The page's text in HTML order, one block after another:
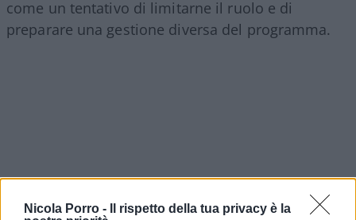
Nicola Porro -
Il rispetto della tua privacy è la
come un tentativo di limitarne il ruolo e di
preparare una gestione diversa del programma.